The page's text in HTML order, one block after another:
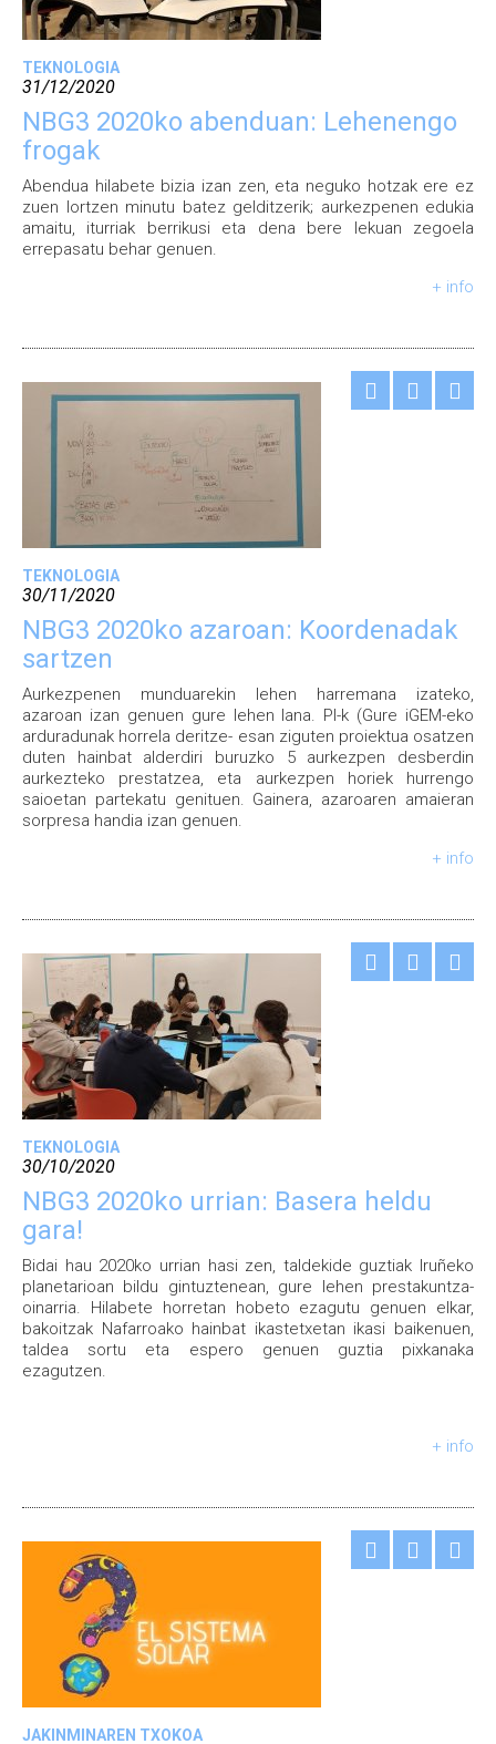
TEKNOLOGIA
31/12/2020
NBG3 2020ko abenduan: Lehenengo
frogak
Abendua hilabete bizia izan zen, eta neguko hotzak ere ez
zuen lortzen minutu batez gelditzerik; aurkezpenen edukia
amaitu, iturriak berrikusi eta dena bere lekuan zegoela
errepasatu behar genuen.
+ info
TEKNOLOGIA
30/11/2020
NBG3 2020ko azaroan: Koordenadak
sartzen
Aurkezpenen munduarekin lehen harremana izateko,
azaroan izan genuen gure lehen lana. PI-k (Gure iGEM-eko
arduradunak horrela deritze- esan ziguten proiektua osatzen
duten hainbat alderdiri buruzko 5 aurkezpen desberdin
aurkezteko prestatzea, eta aurkezpen horiek hurrengo
saioetan partekatu genituen. Gainera, azaroaren amaieran
sorpresa handia izan genuen.
+ info
TEKNOLOGIA
30/10/2020
NBG3 2020ko urrian: Basera heldu
gara!
Bidai hau 2020ko urrian hasi zen, taldekide guztiak Iruñeko
planetarioan bildu gintuztenean, gure lehen prestakuntza-
oinarria. Hilabete horretan hobeto ezagutu genuen elkar,
bakoitzak Nafarroako hainbat ikastetxetan ikasi baikenuen,
taldea sortu eta espero genuen guztia pixkanaka
ezagutzen.
+ info
JAKINMINAREN TXOKOA